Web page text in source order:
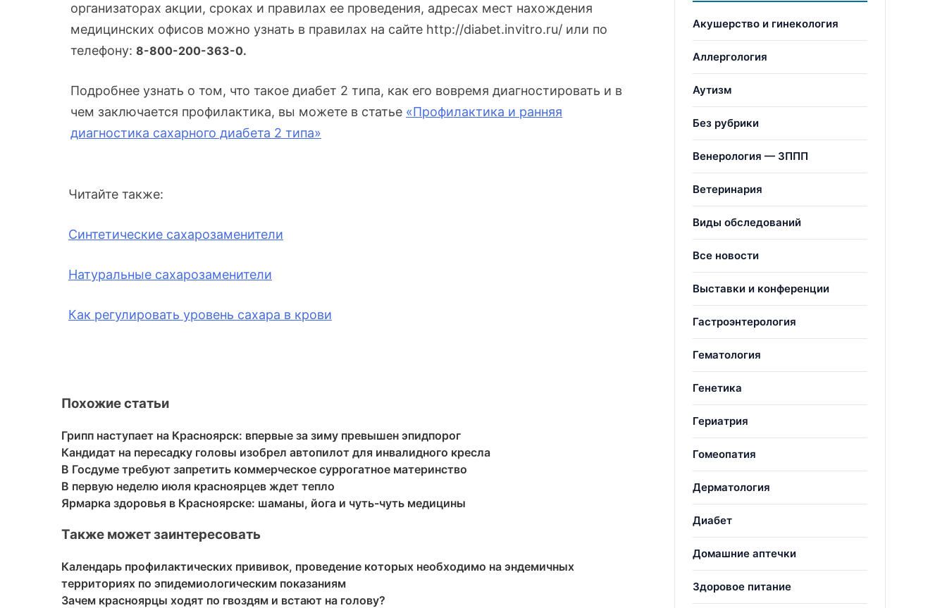
организаторах акции, сроках и правилах ее проведения, адресах мест нахождения
медицинских офисов можно узнать в правилах на сайте http://diabet.invitro.ru/ или по
телефону: 8-800-200-363-0.
Подробнее узнать о том, что такое диабет 2 типа, как его вовремя диагностировать и в
чем заключается профилактика, вы можете в статье «Профилактика и ранняя
диагностика сахарного диабета 2 типа»
Читайте также:
Синтетические сахарозаменители
Натуральные сахарозаменители
Как регулировать уровень сахара в крови
Похожие статьи
Грипп наступает на Красноярск: впервые за зиму превышен эпидпорог
Кандидат на пересадку головы изобрел автопилот для инвалидного кресла
В Госдуме требуют запретить коммерческое суррогатное материнство
В первую неделю июля красноярцев ждет тепло
Ярмарка здоровья в Красноярске: шаманы, йога и чуть-чуть медицины
Также может заинтересовать
Календарь профилактических прививок, проведение которых необходимо на эндемичных
территориях по эпидемиологическим показаниям
Зачем красноярцы ходят по гвоздям и встают на голову?
Акушерство и гинекология
Аллергология
Аутизм
Без рубрики
Венерология — ЗППП
Ветеринария
Виды обследований
Все новости
Выставки и конференции
Гастроэнтерология
Гематология
Генетика
Гериатрия
Гомеопатия
Дерматология
Диабет
Домашние аптечки
Здоровое питание